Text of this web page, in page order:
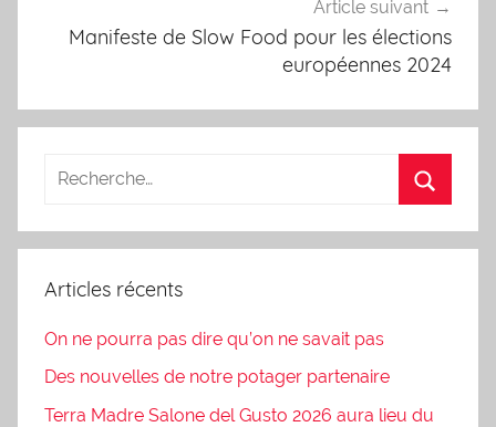
Article suivant
Manifeste de Slow Food pour les élections
européennes 2024
Articles récents
On ne pourra pas dire qu’on ne savait pas
Des nouvelles de notre potager partenaire
Terra Madre Salone del Gusto 2026 aura lieu du